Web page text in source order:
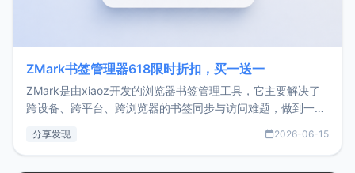
ZMark书签管理器618限时折扣，买一送一
ZMark是由xiaoz开发的浏览器书签管理工具，它主要解决了
跨设备、跨平台、跨浏览器的书签同步与访问难题，做到一处
用，让管理更高效。ZMark官网地址：
分享发现 2026-06-15